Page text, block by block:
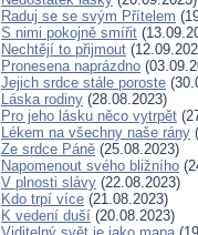
Raduj se se svým Přítelem
S nimi pokojně smířit
Nechtějí to přijmout
Pronesena naprázdno
Jejich srdce stále poroste
Láska rodiny (28.08.2023)
Pro jeho lásku něco vytrpět
Lékem na všechny naše rány
Ze srdce Páně (25.08.2023)
Napomenout svého bližního
V plnosti slávy (22.08.2023)
Kdo trpí více (21.08.2023)
K vedení duší (20.08.2023)